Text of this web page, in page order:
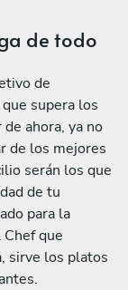
de todo
de
supera los
ahora, ya no
de los mejores
serán los que
de tu
para la
que
sirve los platos